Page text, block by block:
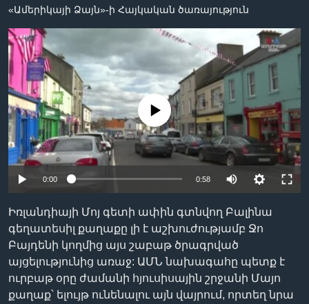
«ԱՄԵՐԻԿԱՅԻ ՁԱՅՆ»-Ի ԿԱՆՈՆԱԴՐՈՒԹՅՈՒՆ
ԿԱՊ ՄԵԶ ՀԵՏ
Learning English
ՀԵՏԵՒԵՔ ՄԵԶ
Լեզուներ
«Ամերիկայի Ձայն»-ի Հայկական ծառայություն
No media source currently available
0:00 0:58
Իռլանդիայի Մոյ գետի ափին գտնվող Բալինա
գեղատեսիլ քաղաքը լի է աշխուժությամբ Ջո
Բայդենի կողմից այս շաբաթ ծրագրված
այցելությունից առաջ: ԱՄՆ նախագահը պետք է
ուրբաթ օրը ժամանի հյուսիսային շրջանի Մայո
քաղաք՝ ելույթ ունենալու այն վայրում, որտեղ նրա